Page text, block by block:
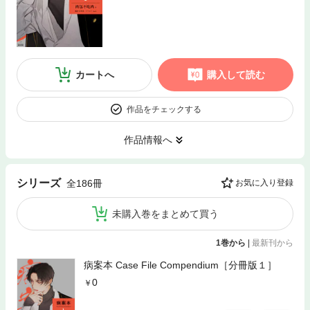
カートへ 購入して読む
作品をチェックする
作品情報へ
シリーズ 全186冊 お気に入り登録
未購入巻をまとめて買う
1巻から | 最新刊から
病案本 Case File Compendium［分冊版１］
0